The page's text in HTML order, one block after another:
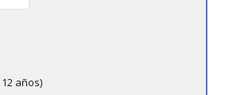
años)